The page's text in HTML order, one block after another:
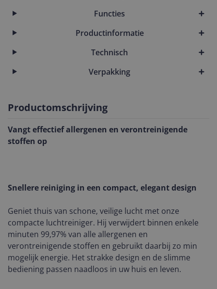
Functies
Productinformatie
Technisch
Verpakking
Productomschrijving
Vangt effectief allergenen en verontreinigende
stoffen op
Snellere reiniging in een compact, elegant design
Geniet thuis van schone, veilige lucht met onze
compacte luchtreiniger. Hij verwijdert binnen enkele
minuten 99,97% van alle allergenen en
verontreinigende stoffen en gebruikt daarbij zo min
mogelijk energie. Het strakke design en de slimme
bediening passen naadloos in uw huis en leven.